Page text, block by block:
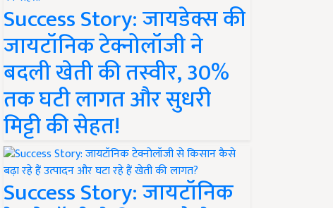
Success Story: जायडेक्स की
जायटॉनिक टेक्नोलॉजी ने
बदली खेती की तस्वीर, 30%
तक घटी लागत और सुधरी
मिट्टी की सेहत!
Success Story: जायटॉनिक